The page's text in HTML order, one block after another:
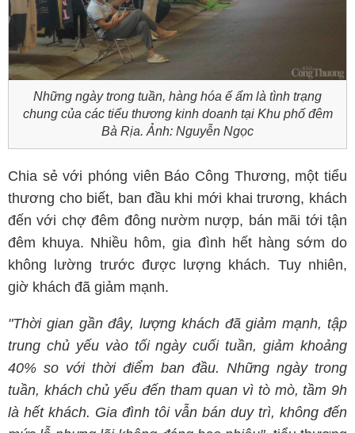
Những ngày trong tuần, hàng hóa ế ẩm là tình trạng
chung của các tiểu thương kinh doanh tại Khu phố đêm
Bà Rịa. Ảnh: Nguyễn Ngọc
Chia sẻ với phóng viên Báo Công Thương, một tiểu
thương cho biết, ban đầu khi mới khai trương, khách
đến với chợ đêm đông nườm nượp, bán mãi tới tận
đêm khuya. Nhiều hôm, gia đình hết hàng sớm do
không lường trước được lượng khách. Tuy nhiên,
giờ khách đã giảm mạnh.
"Thời gian gần đây, lượng khách đã giảm mạnh, tập
trung chủ yếu vào tối ngày cuối tuần, giảm khoảng
40% so với thời điểm ban đầu. Những ngày trong
tuần, khách chủ yếu đến tham quan vì tò mò, tầm 9h
là hết khách. Gia đình tôi vẫn bán duy trì, không đến